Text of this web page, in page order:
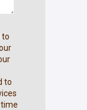
to
to